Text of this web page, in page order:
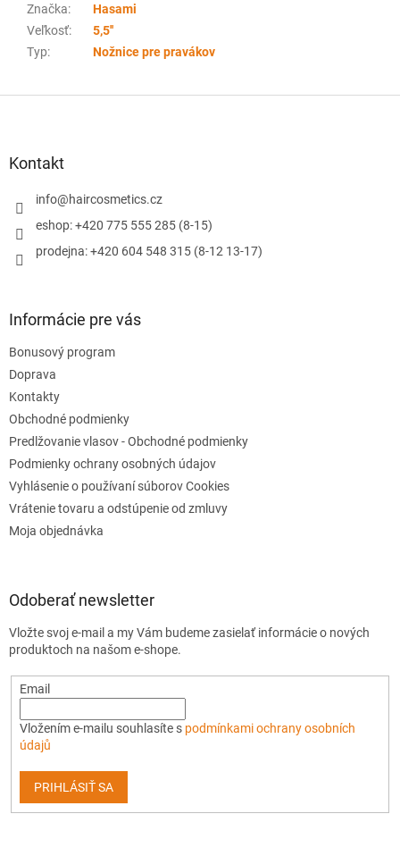
Značka:
Hasami
Veľkosť:
5,5''
Typ: Nožnice pre pravákov
Kontakt
info@haircosmetics.cz
eshop: +420 775 555 285 (8-15)
prodejna: +420 604 548 315 (8-12 13-17)
Informácie pre vás
Bonusový program
Doprava
Kontakty
Obchodné podmienky
Predlžovanie vlasov - Obchodné podmienky
Podmienky ochrany osobných údajov
Vyhlásenie o používaní súborov Cookies
Vrátenie tovaru a odstúpenie od zmluvy
Moja objednávka
Odoberať newsletter
Vložte svoj e-mail a my Vám budeme zasielať informácie o nových
produktoch na našom e-shope.
Email
Vložením e-mailu souhlasíte s podmínkami ochrany osobních
údajů
PRIHLÁSIŤ SA